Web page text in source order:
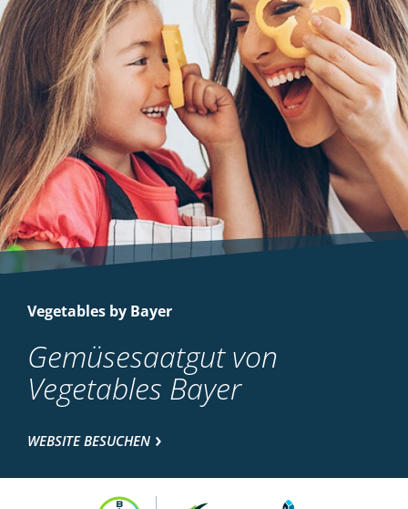
Vegetables by Bayer
Gemüsesaatgut von
Vegetables Bayer
WEBSITE BESUCHEN